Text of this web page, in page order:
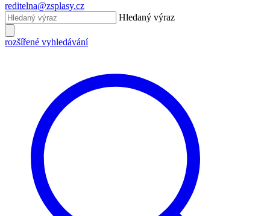
reditelna@zsplasy.cz
Hledaný výraz
rozšířené vyhledávání